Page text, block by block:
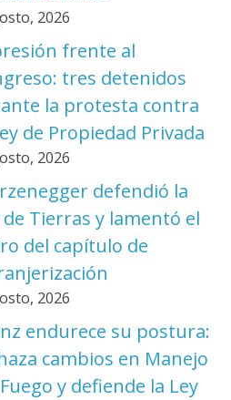
2026
frente al
tres detenidos
la protesta contra
de Propiedad Privada
2026
defendió la
de Tierras y lamentó el
del capítulo de
2026
endurece su postura:
cambios en Manejo
y defiende la Ley